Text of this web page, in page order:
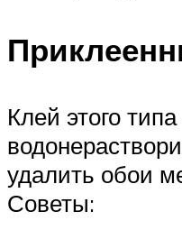
Клей этого типа
удалить обои
Советы: